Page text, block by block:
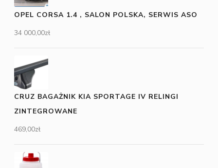
OPEL CORSA 1.4 , SALON POLSKA, SERWIS ASO
34 000,00zł
CRUZ BAGAŻNIK KIA SPORTAGE IV RELINGI
ZINTEGROWANE
469,00zł